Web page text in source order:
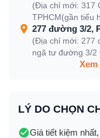
(Địa chỉ mới: 317
TPHCM(gần tiểu
277 đường 3/2,
(Địa chỉ mới: 277
ngã tư đường 3/2
LÝ DO CHỌN
Giá tiết kiệm nhất,